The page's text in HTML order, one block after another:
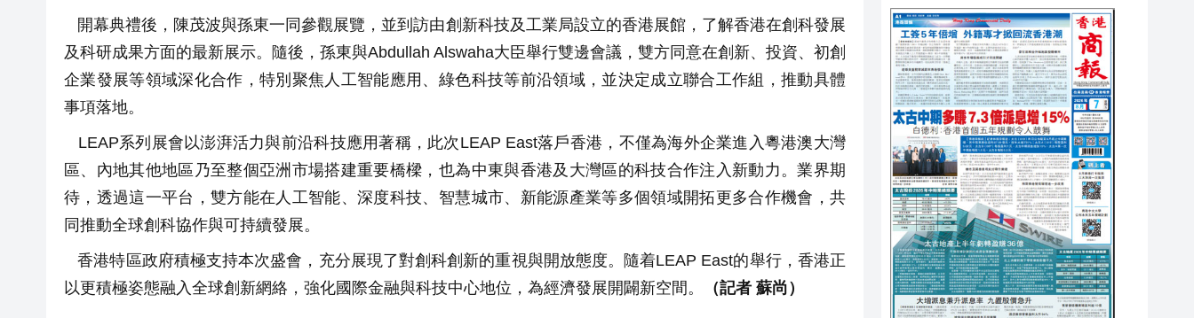
開幕典禮後，陳茂波與孫東一同參觀展覽，並到訪由創新科技及工業局設立的香港展館，了解香港在創科發展
及科研成果方面的最新展示。隨後，孫東與Abdullah Alswaha大臣舉行雙邊會議，雙方同意在創新、投資、初創
企業發展等領域深化合作，特別聚焦人工智能應用、綠色科技等前沿領域，並決定成立聯合工作組，推動具體
事項落地。
LEAP系列展會以澎湃活力與前沿科技應用著稱，此次LEAP East落戶香港，不僅為海外企業進入粵港澳大灣
區、內地其他地區乃至整個亞洲市場搭建重要橋樑，也為中東與香港及大灣區的科技合作注入新動力。業界期
待，透過這一平台，雙方能在人工智能、深度科技、智慧城市、新能源產業等多個領域開拓更多合作機會，共
同推動全球創科協作與可持續發展。
香港特區政府積極支持本次盛會，充分展現了對創科創新的重視與開放態度。隨着LEAP East的舉行，香港正
以更積極姿態融入全球創新網絡，強化國際金融與科技中心地位，為經濟發展開闢新空間。
（記者 蘇尚）